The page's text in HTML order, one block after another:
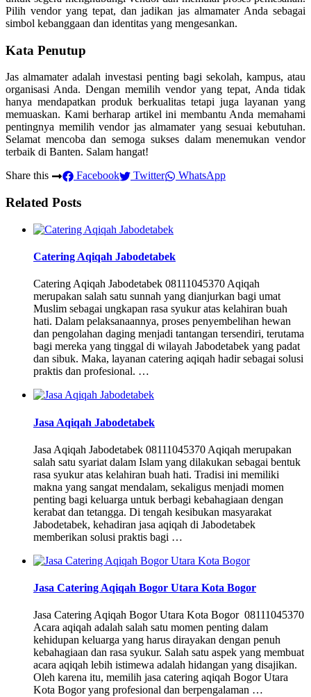
Pilih vendor yang tepat, dan jadikan jas almamater Anda sebagai
simbol kebanggaan dan identitas yang mengesankan.
Kata Penutup
Jas almamater adalah investasi penting bagi sekolah, kampus, atau
organisasi Anda. Dengan memilih vendor yang tepat, Anda tidak
hanya mendapatkan produk berkualitas tetapi juga layanan yang
memuaskan. Kami berharap artikel ini membantu Anda memahami
pentingnya memilih vendor jas almamater yang sesuai kebutuhan.
Selamat mencoba dan semoga sukses dalam menemukan vendor
terbaik di Banten. Salam hangat!
Share this
Facebook Twitter WhatsApp
Related Posts
Catering Aqiqah Jabodetabek
Catering Aqiqah Jabodetabek 08111045370 Aqiqah
merupakan salah satu sunnah yang dianjurkan bagi umat
Muslim sebagai ungkapan rasa syukur atas kelahiran buah
hati. Dalam pelaksanaannya, proses penyembelihan hewan
dan pengolahan daging menjadi tantangan tersendiri, terutama
bagi mereka yang tinggal di wilayah Jabodetabek yang padat
dan sibuk. Maka, layanan catering aqiqah hadir sebagai solusi
praktis dan profesional. …
Jasa Aqiqah Jabodetabek
Jasa Aqiqah Jabodetabek 08111045370 Aqiqah merupakan
salah satu syariat dalam Islam yang dilakukan sebagai bentuk
rasa syukur atas kelahiran buah hati. Tradisi ini memiliki
makna yang sangat mendalam, sekaligus menjadi momen
penting bagi keluarga untuk berbagi kebahagiaan dengan
kerabat dan tetangga. Di tengah kesibukan masyarakat
Jabodetabek, kehadiran jasa aqiqah di Jabodetabek
memberikan solusi praktis bagi …
Jasa Catering Aqiqah Bogor Utara Kota Bogor
Jasa Catering Aqiqah Bogor Utara Kota Bogor 08111045370
Acara aqiqah adalah salah satu momen penting dalam
kehidupan keluarga yang harus dirayakan dengan penuh
kebahagiaan dan rasa syukur. Salah satu aspek yang membuat
acara aqiqah lebih istimewa adalah hidangan yang disajikan.
Oleh karena itu, memilih jasa catering aqiqah Bogor Utara
Kota Bogor yang profesional dan berpengalaman …